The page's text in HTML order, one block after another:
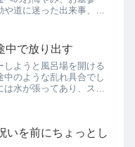
や道に迷った出来事、思
中で放り出す
しようと風呂場を開ける
中のような乱れ具合でし
は水が張ってあり、スポ
れているのに。たぶん、
いを前にちょっとし